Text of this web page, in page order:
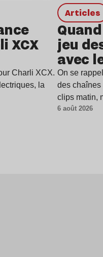
XCX
Charli XCX.
la
Articles
jeu
avec
On se
des
clips matin,
6 août 2026